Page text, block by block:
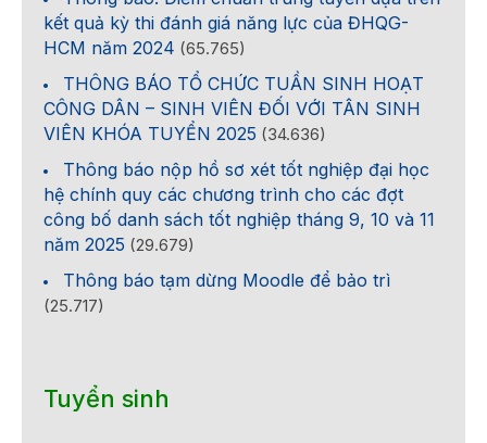
kết quả kỳ thi đánh giá năng lực của ĐHQG-
HCM năm 2024 (65.765)
THÔNG BÁO TỔ CHỨC TUẦN SINH HOẠT
CÔNG DÂN – SINH VIÊN ĐỐI VỚI TÂN SINH
VIÊN KHÓA TUYỂN 2025 (34.636)
Thông báo nộp hồ sơ xét tốt nghiệp đại học
hệ chính quy các chương trình cho các đợt
công bố danh sách tốt nghiệp tháng 9, 10 và 11
năm 2025 (29.679)
Thông báo tạm dừng Moodle để bảo trì
(25.717)
Tuyển sinh